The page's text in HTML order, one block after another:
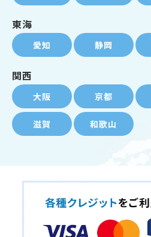
東海
愛知 静岡
関西
大阪 京都
滋賀 和歌山